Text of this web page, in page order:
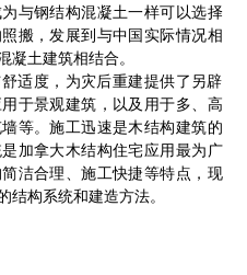
试验场
与钢结构混凝土一样可以选择
搬，发展到与中国实际情况相
土建筑相结合。
适度，为灾后重建提供了另辟
于景观建筑，以及用于多、高
等。施工迅速是木结构建筑的
加拿大木结构住宅应用最为广
洁合理、施工快捷等特点，现
结构系统和建造方法。